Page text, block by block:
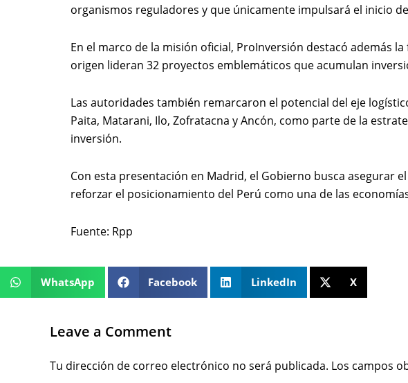
organismos reguladores y que únicamente impulsará el inicio
En el marco de la misión oficial, ProInversión destacó además
origen lideran 32 proyectos emblemáticos que acumulan
Las autoridades también remarcaron el potencial del eje
Paita, Matarani, Ilo, Zofratacna y Ancón, como parte de la
inversión.
Con esta presentación en Madrid, el Gobierno busca asegurar
reforzar el posicionamiento del Perú como una de las
Fuente: Rpp
WhatsApp Facebook LinkedIn X
Leave a Comment
Tu dirección de correo electrónico no será publicada. Los campos